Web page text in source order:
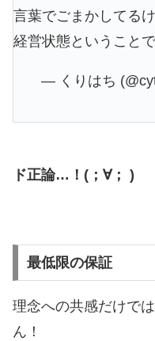
言葉でごまかしてる
経営状態ということ
— くりはち
ド正論…！(；∀； )
最低限の保証
理念への共感だけで
ん！